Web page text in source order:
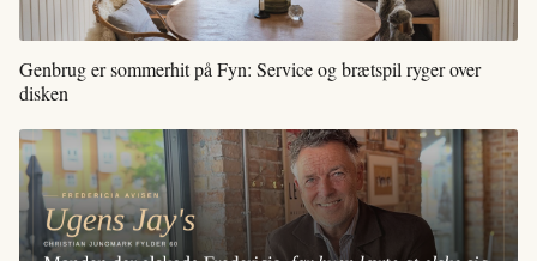
Genbrug er sommerhit på Fyn: Service og brætspil ryger over
disken